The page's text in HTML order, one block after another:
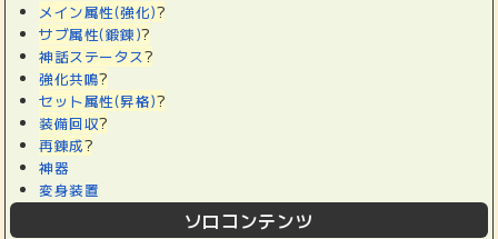
メイン属性(強化)?
サブ属性(鍛錬)?
神話ステータス?
強化共鳴?
セット属性(昇格)?
装備回収?
再錬成?
神器
変身装置
ソロコンテンツ